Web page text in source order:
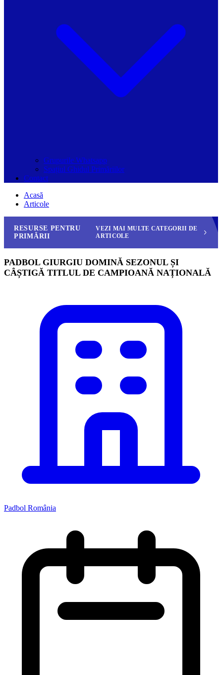
Grupurile Whatsapp
Spațiul Ghidul Primăriilor
Contact
Acasă
Articole
RESURSE PENTRU
PRIMĂRII
VEZI MAI MULTE CATEGORII DE
ARTICOLE
PADBOL GIURGIU DOMINĂ SEZONUL ȘI
CÂȘTIGĂ TITLUL DE CAMPIOANĂ NAȚIONALĂ
Padbol România